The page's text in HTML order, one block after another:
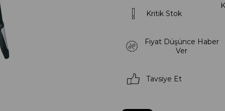
Kritik Stok
Fiyat Düşünce Haber
Ver
Tavsiye Et